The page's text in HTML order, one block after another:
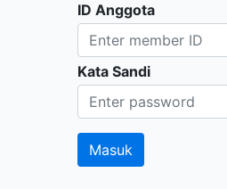
ID Anggota
Kata Sandi